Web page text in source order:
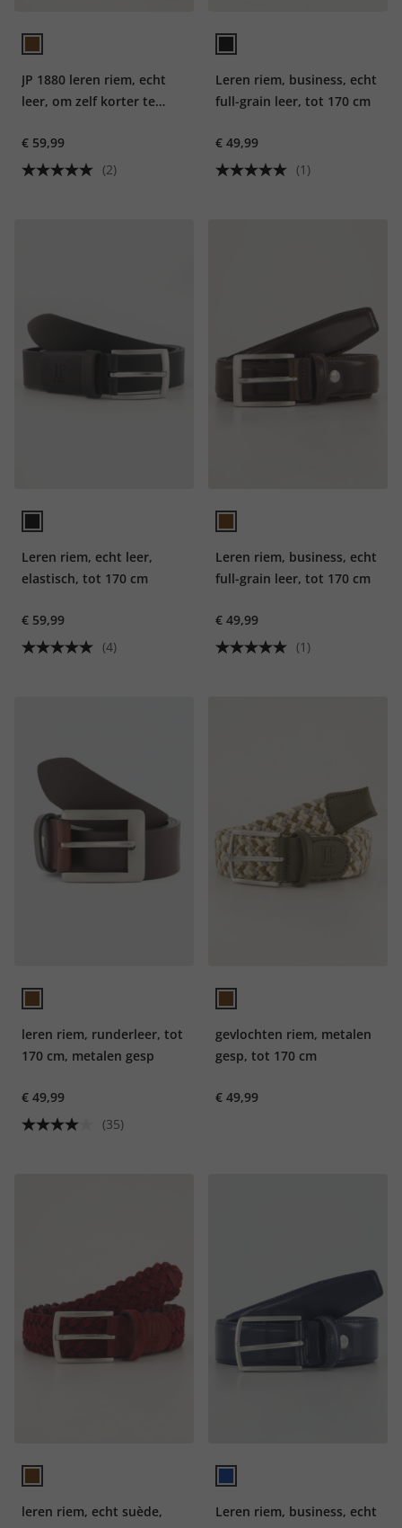
JP 1880 leren riem, echt
leer, om zelf korter te
€ 59,99
(2)
Leren riem, business, echt
full-grain leer, tot 170 cm
€ 49,99
(1)
Leren riem, echt leer,
elastisch, tot 170 cm
€ 59,99
(4)
Leren riem, business, echt
full-grain leer, tot 170 cm
€ 49,99
(1)
leren riem, runderleer, tot
170 cm, metalen gesp
€ 49,99
(35)
gevlochten riem, metalen
gesp, tot 170 cm
€ 49,99
leren riem, echt suède,
Leren riem, business, echt